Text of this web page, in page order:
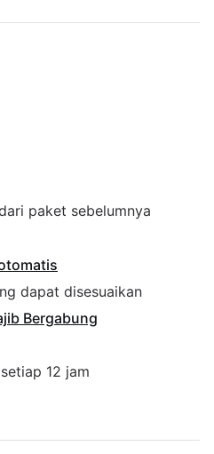
paket sebelumnya
dapat disesuaikan
Bergabung
setiap 12 jam